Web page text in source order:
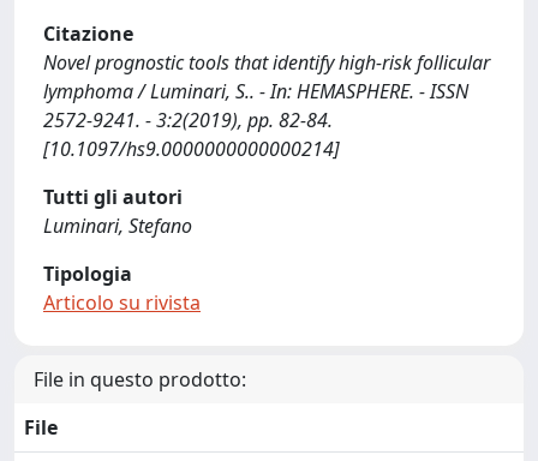
Citazione
Novel prognostic tools that identify high-risk follicular
lymphoma / Luminari, S.. - In: HEMASPHERE. - ISSN
2572-9241. - 3:2(2019), pp. 82-84.
[10.1097/hs9.0000000000000214]
Tutti gli autori
Luminari, Stefano
Tipologia
Articolo su rivista
File in questo prodotto:
File